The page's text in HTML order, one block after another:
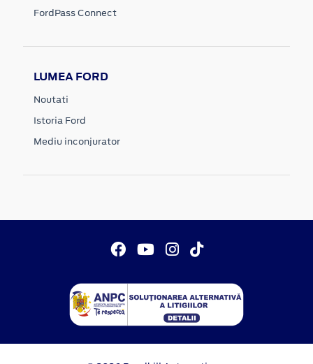
FordPass Connect
LUMEA FORD
Noutati
Istoria Ford
Mediu inconjurator